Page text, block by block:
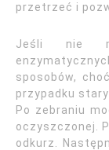
przetrzeć i
Jeśli nie
sposobów,
przypadku
Po zebraniu
oczyszczonej.
odkurz.